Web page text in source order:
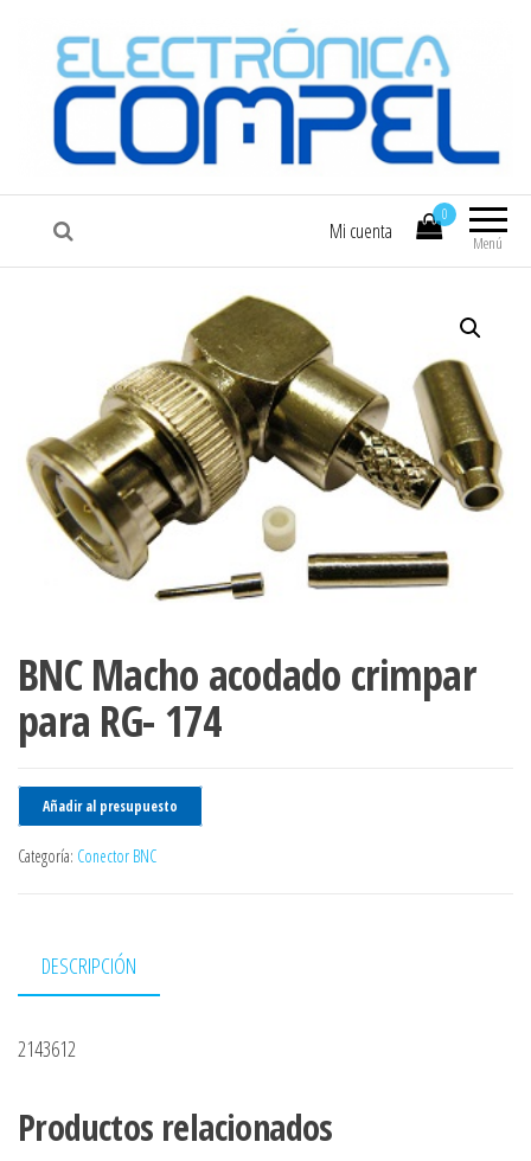
COMPEL Electrónica COMPEL
Menú
0
Mi cuenta
BNC Macho acodado crimpar
para RG- 174
Añadir al presupuesto
Categoría: Conector BNC
DESCRIPCIÓN
2143612
Productos relacionados